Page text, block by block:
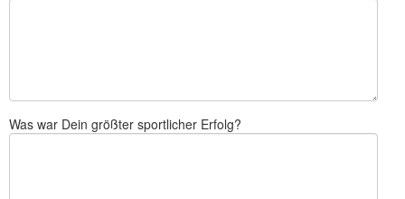
Was war Dein größter sportlicher Erfolg?